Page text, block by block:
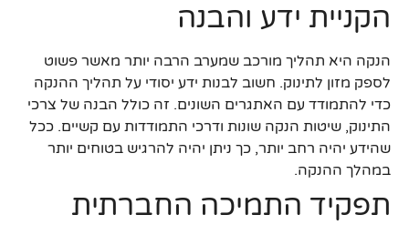
הקניית ידע והבנה
הנקה היא תהליך מורכב שמערב הרבה יותר מאשר פשוט
לספק מזון לתינוק. חשוב לבנות ידע יסודי על תהליך ההנקה
כדי להתמודד עם האתגרים השונים. זה כולל הבנה של צרכי
התינוק, שיטות הנקה שונות ודרכי התמודדות עם קשיים. ככל
שהידע יהיה רחב יותר, כך ניתן יהיה להרגיש בטוחים יותר
במהלך ההנקה.
תפקיד התמיכה החברתית